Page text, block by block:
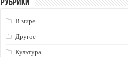
Рубрики
В мире
Другое
Культура